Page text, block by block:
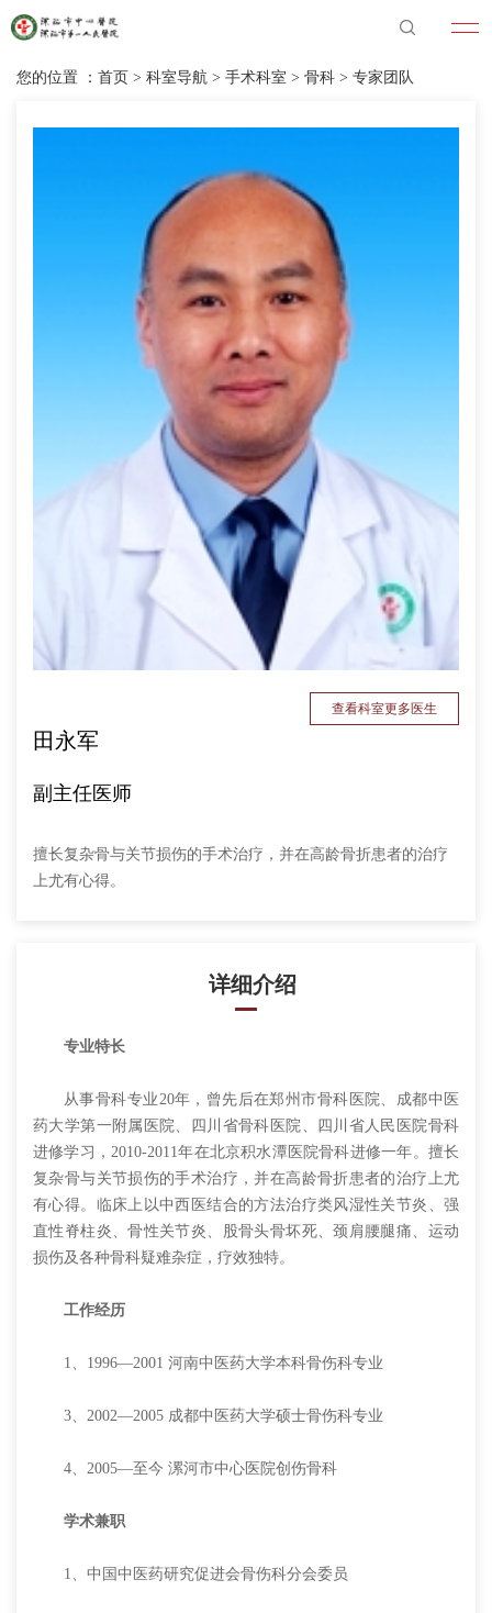
您的位置 ： 首页 > 科室导航 > 手术科室 > 骨科 > 专家团队
查看科室更多医生
田永军
副主任医师
擅长复杂骨与关节损伤的手术治疗，并在高龄骨折患者的治疗
上尤有心得。
详细介绍
专业特长
从事骨科专业20年，曾先后在郑州市骨科医院、成都中医
药大学第一附属医院、四川省骨科医院、四川省人民医院骨科
进修学习，2010-2011年在北京积水潭医院骨科进修一年。擅长
复杂骨与关节损伤的手术治疗，并在高龄骨折患者的治疗上尤
有心得。临床上以中西医结合的方法治疗类风湿性关节炎、强
直性脊柱炎、骨性关节炎、股骨头骨坏死、颈肩腰腿痛、运动
损伤及各种骨科疑难杂症，疗效独特。
工作经历
1、1996—2001 河南中医药大学本科骨伤科专业
3、2002—2005 成都中医药大学硕士骨伤科专业
4、2005—至今 漯河市中心医院创伤骨科
学术兼职
1、中国中医药研究促进会骨伤科分会委员